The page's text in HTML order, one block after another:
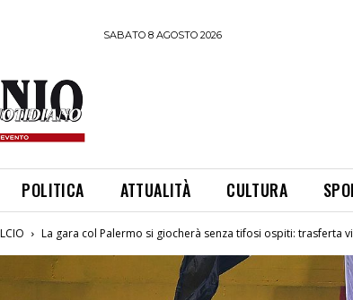
SABATO 8 AGOSTO 2026
POLITICA ATTUALITÀ CULTURA
La gara col Palermo si giocherà senza tifosi ospiti: trasferta